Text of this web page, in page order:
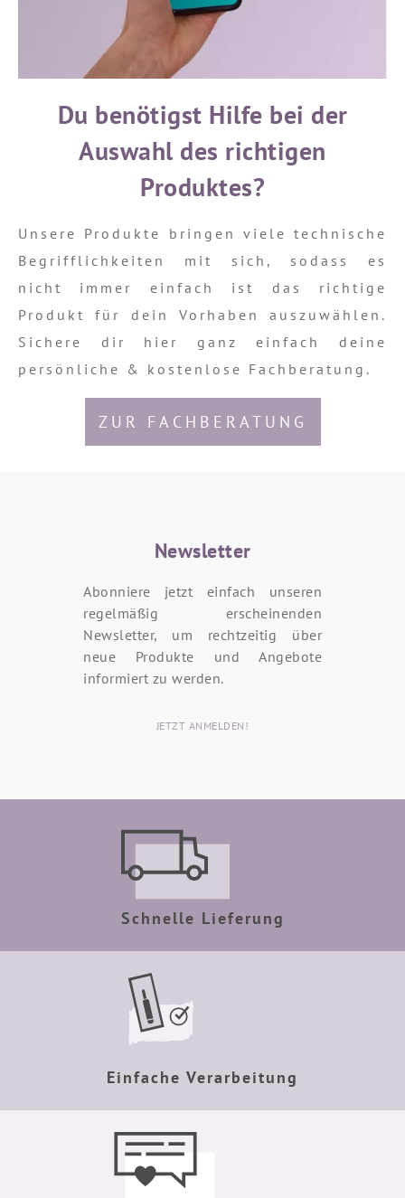
Du benötigst Hilfe bei der
Auswahl des richtigen
Produktes?
Unsere Produkte bringen viele technische
Begrifflichkeiten mit sich, sodass es
nicht immer einfach ist das richtige
Produkt für dein Vorhaben auszuwählen.
Sichere dir hier ganz einfach deine
persönliche & kostenlose Fachberatung.
ZUR FACHBERATUNG
Newsletter
Abonniere jetzt einfach unseren
regelmäßig erscheinenden
Newsletter, um rechtzeitig über
neue Produkte und Angebote
informiert zu werden.
JETZT ANMELDEN!
Schnelle Lieferung
Einfache Verarbeitung